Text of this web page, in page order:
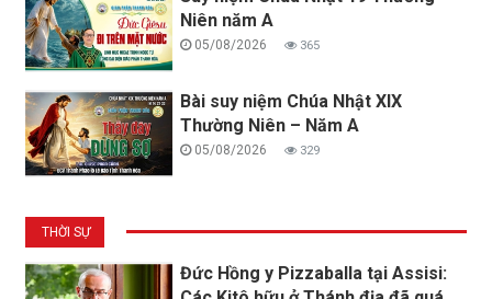
Niên năm A
05/08/2026 365
Bài suy niệm Chúa Nhật XIX
Thường Niên – Năm A
05/08/2026 329
THỜI SỰ
Đức Hồng y Pizzaballa tại Assisi: